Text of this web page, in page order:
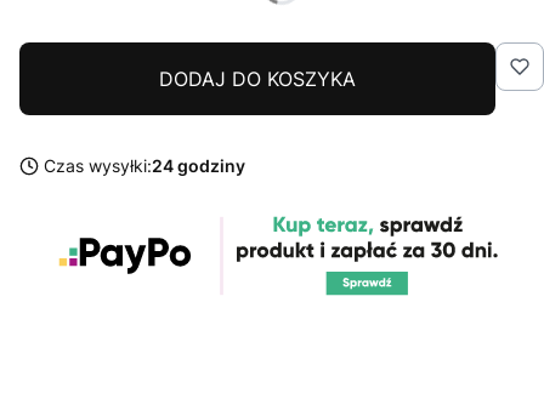
DODAJ DO KOSZYKA
Czas wysyłki:24 godziny